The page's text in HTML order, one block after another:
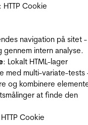
: HTTP Cookie
navigation på sitet -
intern analyse.
: Lokalt HTML-lager
med multi-variate-tests
og kombinere
at finde den
Cookie